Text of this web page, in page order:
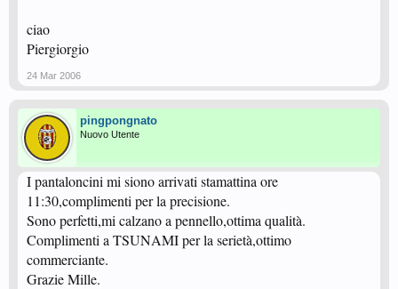
ciao
Piergiorgio
24 Mar 2006
pingpongnato
Nuovo Utente
I pantaloncini mi siono arrivati stamattina ore
11:30,complimenti per la precisione.
Sono perfetti,mi calzano a pennello,ottima qualità.
Complimenti a TSUNAMI per la serietà,ottimo
commerciante.
Grazie Mille.